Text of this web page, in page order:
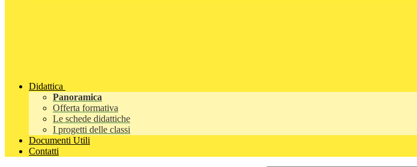
Didattica
Panoramica
Offerta formativa
Le schede didattiche
I progetti delle classi
Documenti Utili
Contatti